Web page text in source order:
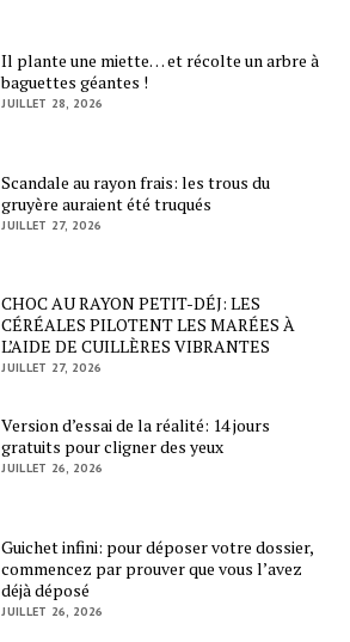
Il plante une miette… et récolte un arbre à
baguettes géantes !
JUILLET 28, 2026
Scandale au rayon frais: les trous du
gruyère auraient été truqués
JUILLET 27, 2026
CHOC AU RAYON PETIT-DÉJ: LES
CÉRÉALES PILOTENT LES MARÉES À
L’AIDE DE CUILLÈRES VIBRANTES
JUILLET 27, 2026
Version d’essai de la réalité: 14 jours
gratuits pour cligner des yeux
JUILLET 26, 2026
Guichet infini: pour déposer votre dossier,
commencez par prouver que vous l’avez
déjà déposé
JUILLET 26, 2026